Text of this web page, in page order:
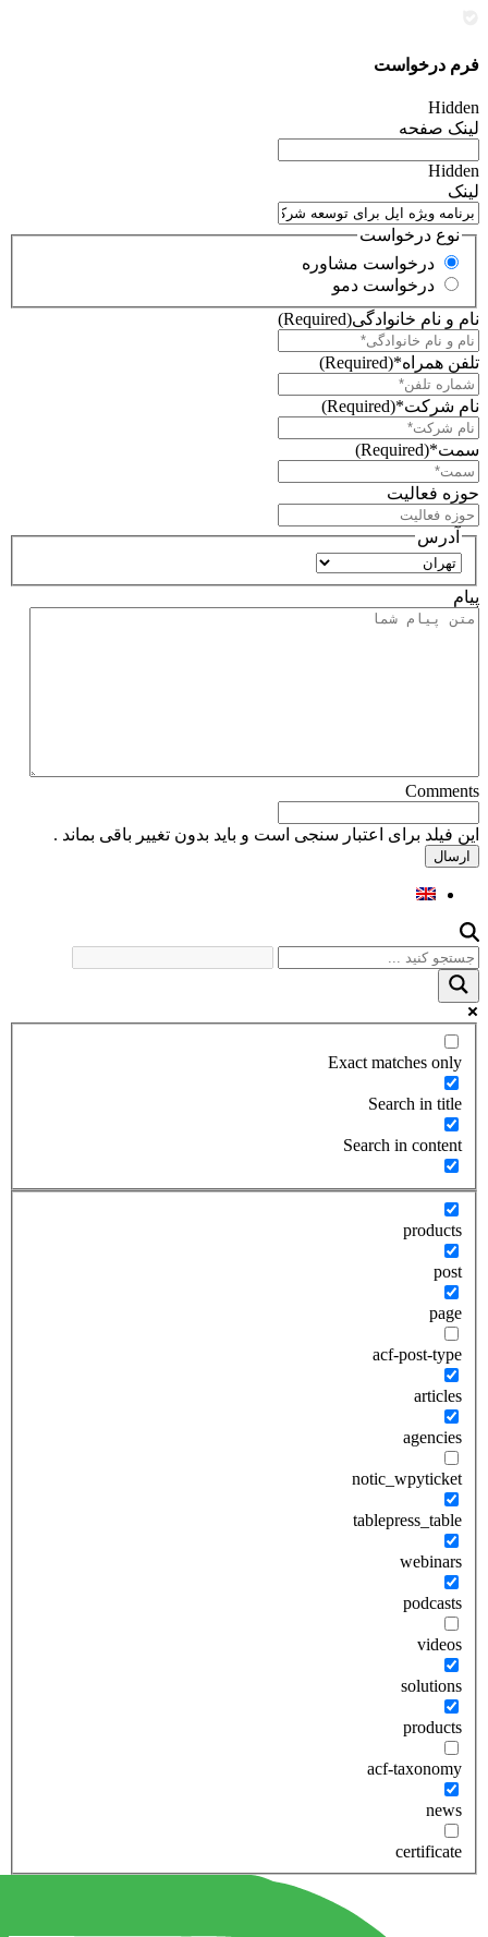
فرم درخواست
Hidden
لینک صفحه
Hidden
لینک
نوع درخواست
درخواست مشاوره
درخواست دمو
نام و نام خانوادگی(Required)
تلفن همراه*(Required)
نام شرکت*(Required)
سمت*(Required)
حوزه فعالیت
آدرس
استان
پیام
Comments
این فیلد برای اعتبار سنجی است و باید بدون تغییر باقی بماند .
Exact matches only
Search in title
Search in content
products
post
page
acf-post-type
articles
agencies
notic_wpyticket
tablepress_table
webinars
podcasts
videos
solutions
products
acf-taxonomy
news
certificate